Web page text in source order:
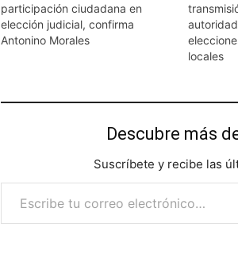
participación ciudadana en
elección judicial, confirma
Antonino Morales
locales
Descubre más
Suscríbete y recibe las
Escribe tu correo electrónico…